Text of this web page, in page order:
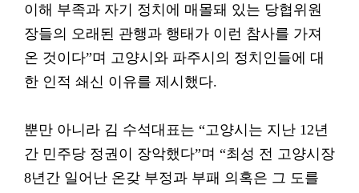
이해 부족과 자기 정치에 매몰돼 있는 당협위원
장들의 오래된 관행과 행태가 이런 참사를 가져
온 것이다”며 고양시와 파주시의 정치인들에 대
한 인적 쇄신 이유를 제시했다.
뿐만 아니라 김 수석대표는 “고양시는 지난 12년
간 민주당 정권이 장악했다”며 “최성 전 고양시장
8년간 일어난 온갖 부정과 부패 의혹은 그 도를